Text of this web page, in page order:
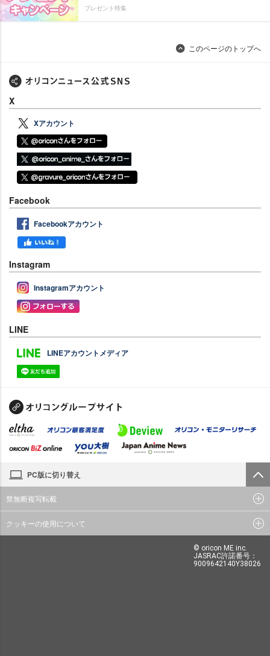
プレゼント特集
このページのトップへ
X
Xアカウント
Facebook
Facebookアカウント
Instagram
Instagramアカウント
LINE
LINEアカウントメディア
PC版に切り替え
禁無断複写転載
クッキーの使用について
© oricon ME inc.
JASRAC許諾番号：
9009642140Y38026